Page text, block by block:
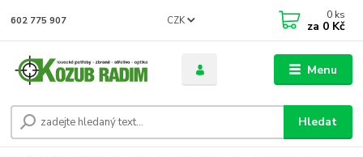
Menu
CZK
Hledat
602 775 907 0 ks
za 0 Kč